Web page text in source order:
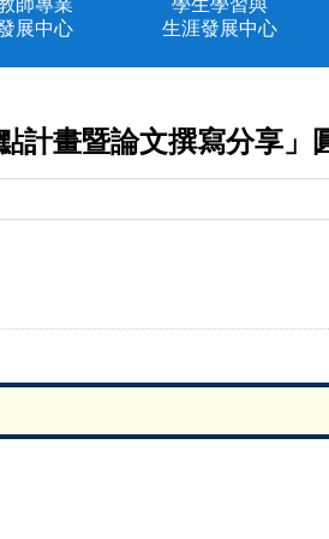
展中心
生涯發展中心
計畫暨論文撰寫分享」